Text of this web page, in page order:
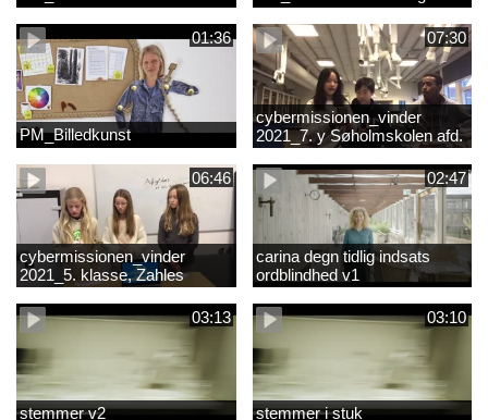
01:36
PM_Billedkunst
07:30
cybermissionen_vinder
2021_7. y Søholmskolen afd.
toftevang
06:46
cybermissionen_vinder
2021_5. klasse, Zahles
gymnasieskole.mp4
02:47
carina degn tidlig indsats
ordblindhed v1
03:13
stemmer v2
03:10
stemmer i stuk